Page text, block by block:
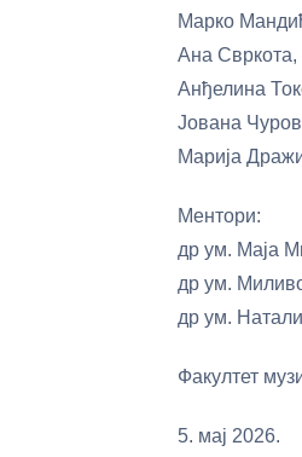
Марко
Ана Свркота,
Анђелина
Јована
Марија
Ментори:
др ум. Маја
др ум.
др ум.
Факултет
5. мај 2026.